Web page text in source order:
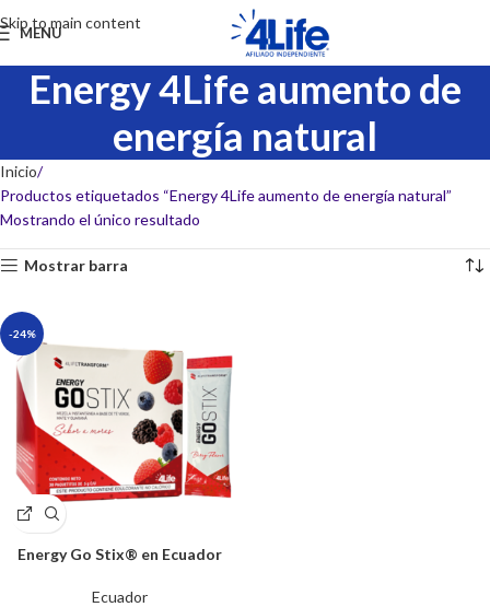
Skip to main content
MENU
Energy 4Life aumento de
energía natural
Inicio
Productos etiquetados “Energy 4Life aumento de energía natural”
Mostrando el único resultado
Mostrar barra
-24%
Energy Go Stix® en Ecuador
Ecuador